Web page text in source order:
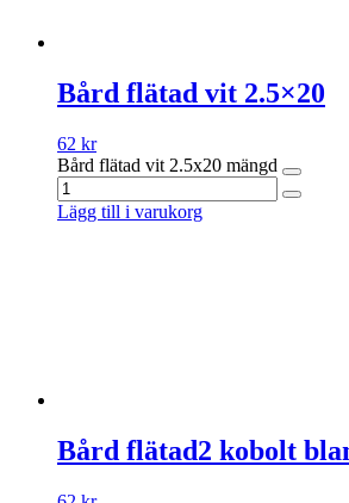
Bård flätad vit 2.5×20
62 kr
Bård flätad vit 2.5x20 mängd
Lägg till i varukorg
Bård flätad2 kobolt